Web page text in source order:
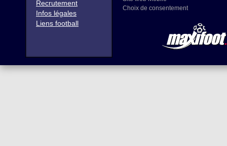
Recrutement
Infos légales
Liens football
Choix de consentement